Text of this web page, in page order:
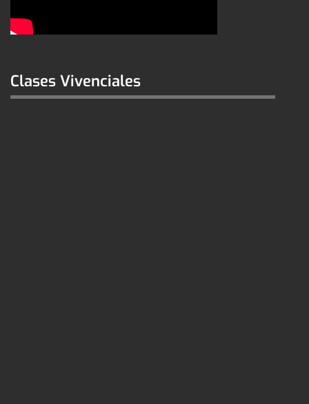
Clases Vivenciales